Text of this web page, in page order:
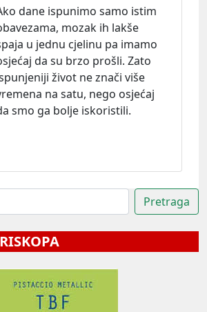
dane ispunimo samo istim
mozak ih lakše
u jednu cjelinu pa imamo
da su brzo prošli. Zato
život ne znači više
na satu, nego osjećaj
smo ga bolje iskoristili.